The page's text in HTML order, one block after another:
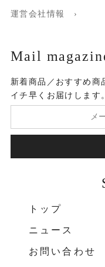
運営会社情報 ›
Mail
新着商品／おすすめ商
イチ早くお届けします。
トップ
ニュース
お問い合わせ